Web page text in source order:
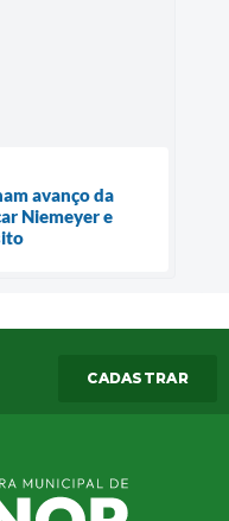
avanço da
Niemeyer e
CADASTRAR